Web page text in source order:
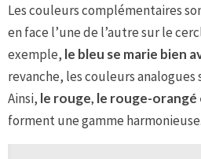
Les couleurs complémentaires
en face l’une de l’autre sur le
exemple, le bleu se marie bien
revanche, les couleurs
Ainsi, le rouge, le rouge-
forment une gamme harmonieuse.